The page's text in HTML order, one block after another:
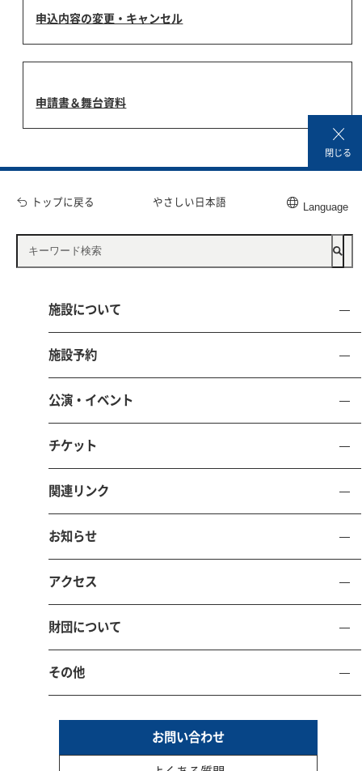
閉じる
トップに戻る やさしい日本語 Language
施設について
施設予約
公演・イベント
チケット
関連リンク
お知らせ
アクセス
財団について
その他
お問い合わせ
申込内容の変更・キャンセル
申請書＆舞台資料
（鳥取県立県民文化会館）
〒680-0017 鳥取県鳥取市尚徳町101-5
お問い合わせ 施設予約
TOTTORI PREFECTURAL CITIZENS’ CULTURE HALL
個人情報保護
方針
サイトポリ
シー
本サイトにおける掲載文章、写真、イラスト等の無断転載、無断使用は固くお断り